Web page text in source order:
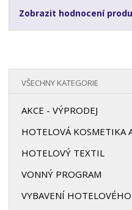
Zobrazit hodnocení
VŠECHNY KATEGORIE
AKCE - VÝPRODEJ
HOTELOVÁ KOSMETIKA
HOTELOVÝ TEXTIL
VONNÝ PROGRAM
VYBAVENÍ